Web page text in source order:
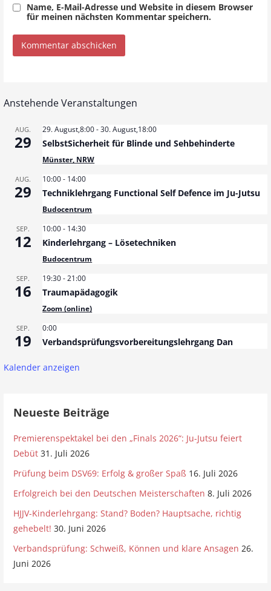
Name, E-Mail-Adresse und Website in diesem Browser
für meinen nächsten Kommentar speichern.
Anstehende Veranstaltungen
AUG.
29
29. August,8:00-30. August,18:00
SelbstSicherheit für Blinde und Sehbehinderte
Münster, NRW
AUG.
29
10:00- 14:00
Techniklehrgang Functional Self Defence im Ju-Jutsu
Budocentrum
SEP.
12
10:00- 14:30
Kinderlehrgang – Lösetechniken
Budocentrum
SEP.
16
19:30-21:00
Traumapädagogik
Zoom (online)
SEP.
19
0:00
Verbandsprüfungsvorbereitungslehrgang Dan
Kalender anzeigen
Neueste Beiträge
Premierenspektakel bei den „Finals 2026“: Ju-Jutsu feiert
Debüt 31. Juli 2026
Prüfung beim DSV69: Erfolg & großer Spaß 16. Juli 2026
Erfolgreich bei den Deutschen Meisterschaften 8. Juli 2026
HJJV-Kinderlehrgang: Stand? Boden? Hauptsache, richtig
gehebelt! 30. Juni 2026
Verbandsprüfung: Schweiß, Können und klare Ansagen 26.
Juni 2026